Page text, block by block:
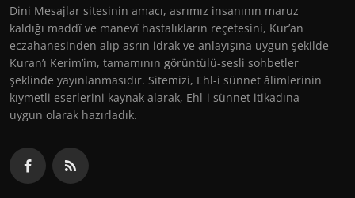
Dini Mesajlar sitesinin amacı, asrımız insanının maruz
kaldığı maddî ve manevî hastalıkların reçetesini, Kur’an
eczahanesinden alıp asrın idrak ve anlayışına uygun şekilde
Kuran’ı Kerim’im, tamamının görüntülü-sesli sohbetler
şeklinde yayınlanmasıdır. Sitemizi, Ehl-i sünnet âlimlerinin
kıymetli eserlerini kaynak alarak, Ehl-i sünnet itikadına
uygun olarak hazırladık.